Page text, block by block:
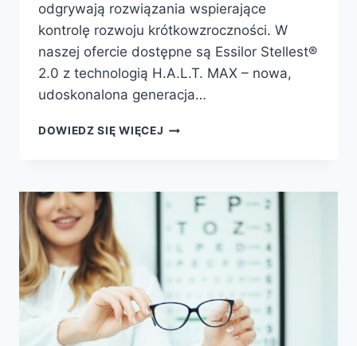
odgrywają rozwiązania wspierające
kontrolę rozwoju krótkowzroczności. W
naszej ofercie dostępne są Essilor Stellest®
2.0 z technologią H.A.L.T. MAX – nowa,
udoskonalona generacja…
DOWIEDZ SIĘ WIĘCEJ DOSTĘPNE
–
ESSILOR
STELLEST®
2.0
TECHNOLOGIĄ
H.A.L.T.
MAX